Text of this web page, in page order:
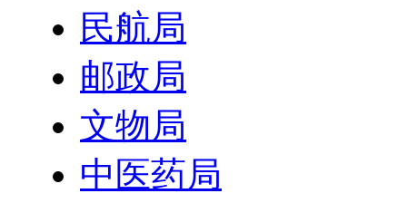
民航局
邮政局
文物局
中医药局